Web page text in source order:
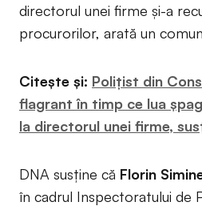
directorul unei firme și-a
procurorilor, arată un
Citește și: Polițist din
flagrant în timp ce lua
la directorul unei firme,
DNA susține că Florin
în cadrul Inspectoratului de